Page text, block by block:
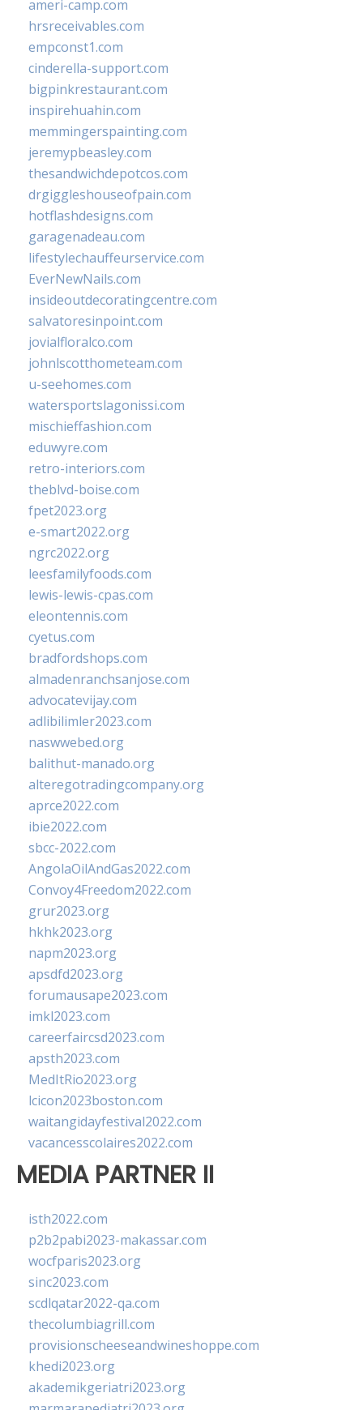
ameri-camp.com
hrsreceivables.com
empconst1.com
cinderella-support.com
bigpinkrestaurant.com
inspirehuahin.com
memmingerspainting.com
jeremypbeasley.com
thesandwichdepotcos.com
drgiggleshouseofpain.com
hotflashdesigns.com
garagenadeau.com
lifestylechauffeurservice.com
EverNewNails.com
insideoutdecoratingcentre.com
salvatoresinpoint.com
jovialfloralco.com
johnlscotthometeam.com
u-seehomes.com
watersportslagonissi.com
mischieffashion.com
eduwyre.com
retro-interiors.com
theblvd-boise.com
fpet2023.org
e-smart2022.org
ngrc2022.org
leesfamilyfoods.com
lewis-lewis-cpas.com
eleontennis.com
cyetus.com
bradfordshops.com
almadenranchsanjose.com
advocatevijay.com
adlibilimler2023.com
naswwebed.org
balithut-manado.org
alteregotradingcompany.org
aprce2022.com
ibie2022.com
sbcc-2022.com
AngolaOilAndGas2022.com
Convoy4Freedom2022.com
grur2023.org
hkhk2023.org
napm2023.org
apsdfd2023.org
forumausape2023.com
imkl2023.com
careerfaircsd2023.com
apsth2023.com
MedItRio2023.org
lcicon2023boston.com
waitangidayfestival2022.com
vacancesscolaires2022.com
MEDIA PARTNER II
isth2022.com
p2b2pabi2023-makassar.com
wocfparis2023.org
sinc2023.com
scdlqatar2022-qa.com
thecolumbiagrill.com
provisionscheeseandwineshoppe.com
khedi2023.org
akademikgeriatri2023.org